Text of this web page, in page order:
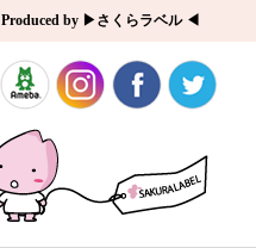
Produced by ▶さくらラベル ◀